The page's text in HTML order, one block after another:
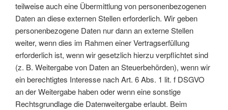
teilweise auch eine Übermittlung von personenbezogenen
Daten an diese externen Stellen erforderlich. Wir geben
personenbezogene Daten nur dann an externe Stellen
weiter, wenn dies im Rahmen einer Vertragserfüllung
erforderlich ist, wenn wir gesetzlich hierzu verpflichtet sind
(z. B. Weitergabe von Daten an Steuerbehörden), wenn wir
ein berechtigtes Interesse nach Art. 6 Abs. 1 lit. f DSGVO
an der Weitergabe haben oder wenn eine sonstige
Rechtsgrundlage die Datenweitergabe erlaubt. Beim